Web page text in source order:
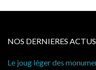
NOS DERNIERES ACTUS
historiques